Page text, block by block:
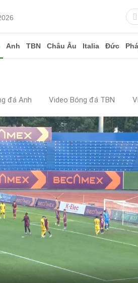
Anh TBN Châu Âu Italia Đức
đá Anh Video Bóng đá TBN